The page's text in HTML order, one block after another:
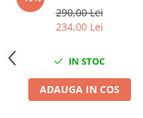
Jeep
Land Rover
Mercedes
290,00 Lei
234,00 Lei
IN STOC
ADAUGA IN COS